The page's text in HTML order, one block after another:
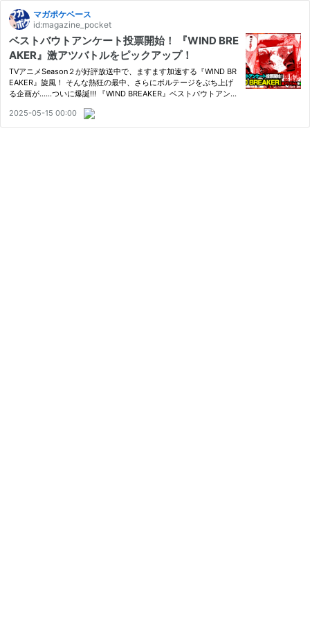
マガポケベース
id:magazine_pocket
ベストバウトアンケート投票開始！ 『WIND BRE
AKER』激アツバトルをピックアップ！
TVアニメSeason２が好評放送中で、ますます加速する『WIND BR
EAKER』旋風！ そんな熱狂の最中、さらにボルテージをぶち上げ
る企画が……ついに爆誕!!! 『WIND BREAKER』ベストバウトアンケ
心を一番震わせた“ベストバウト”を大募集!!!!! 『WIND BREAKER』
は、…
2025-05-15 00:00